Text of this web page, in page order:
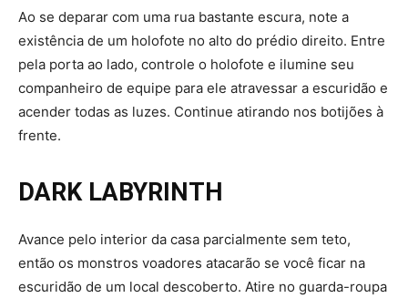
Ao se deparar com uma rua bastante escura, note a
existência de um holofote no alto do prédio direito. Entre
pela porta ao lado, controle o holofote e ilumine seu
companheiro de equipe para ele atravessar a escuridão e
acender todas as luzes. Continue atirando nos botijões à
frente.
DARK LABYRINTH
Avance pelo interior da casa parcialmente sem teto,
então os monstros voadores atacarão se você ficar na
escuridão de um local descoberto. Atire no guarda-roupa